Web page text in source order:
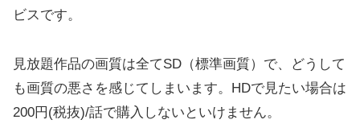
ビスです。
見放題作品の画質は全てSD（標準画質）で、どうして
も画質の悪さを感じてしまいます。HDで見たい場合は
200円(税抜)/話で購入しないといけません。